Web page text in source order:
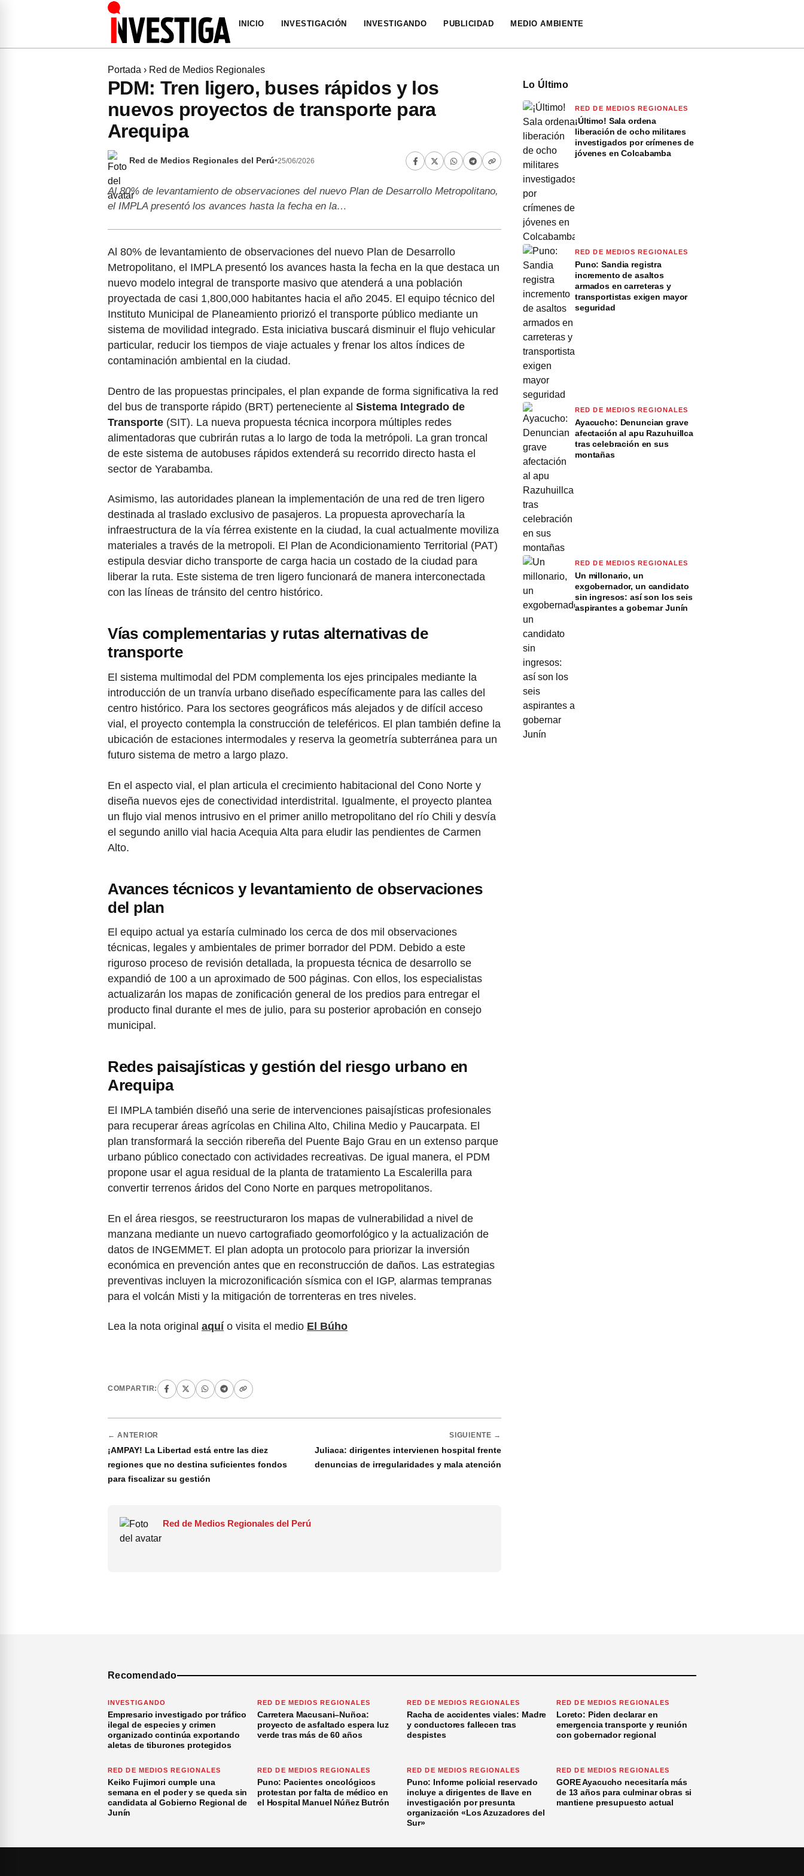
INICIO INVESTIGACIÓN INVESTIGANDO PUBLICIDAD MEDIO AMBIENTE
Portada › Red de Medios Regionales
PDM: Tren ligero, buses rápidos y los
nuevos proyectos de transporte para
Arequipa
Red de Medios Regionales del Perú•25/06/2026
Al 80% de levantamiento de observaciones del nuevo Plan de Desarrollo Metropolitano,
el IMPLA presentó los avances hasta la fecha en la…
Al 80% de levantamiento de observaciones del nuevo Plan de Desarrollo
Metropolitano, el IMPLA presentó los avances hasta la fecha en la que destaca un
nuevo modelo integral de transporte masivo que atenderá a una población
proyectada de casi 1,800,000 habitantes hacia el año 2045. El equipo técnico del
Instituto Municipal de Planeamiento priorizó el transporte público mediante un
sistema de movilidad integrado. Esta iniciativa buscará disminuir el flujo vehicular
particular, reducir los tiempos de viaje actuales y frenar los altos índices de
contaminación ambiental en la ciudad.
Dentro de las propuestas principales, el plan expande de forma significativa la red
del bus de transporte rápido (BRT) perteneciente al Sistema Integrado de
Transporte (SIT). La nueva propuesta técnica incorpora múltiples redes
alimentadoras que cubrirán rutas a lo largo de toda la metrópoli. La gran troncal
de este sistema de autobuses rápidos extenderá su recorrido directo hasta el
sector de Yarabamba.
Asimismo, las autoridades planean la implementación de una red de tren ligero
destinada al traslado exclusivo de pasajeros. La propuesta aprovecharía la
infraestructura de la vía férrea existente en la ciudad, la cual actualmente moviliza
materiales a través de la metropoli. El Plan de Acondicionamiento Territorial (PAT)
estipula desviar dicho transporte de carga hacia un costado de la ciudad para
liberar la ruta. Este sistema de tren ligero funcionará de manera interconectada
con las líneas de tránsito del centro histórico.
Vías complementarias y rutas alternativas de
transporte
El sistema multimodal del PDM complementa los ejes principales mediante la
introducción de un tranvía urbano diseñado específicamente para las calles del
centro histórico. Para los sectores geográficos más alejados y de difícil acceso
vial, el proyecto contempla la construcción de teleféricos. El plan también define la
ubicación de estaciones intermodales y reserva la geometría subterránea para un
futuro sistema de metro a largo plazo.
En el aspecto vial, el plan articula el crecimiento habitacional del Cono Norte y
diseña nuevos ejes de conectividad interdistrital. Igualmente, el proyecto plantea
un flujo vial menos intrusivo en el primer anillo metropolitano del río Chili y desvía
el segundo anillo vial hacia Acequia Alta para eludir las pendientes de Carmen
Alto.
Avances técnicos y levantamiento de observaciones
del plan
El equipo actual ya estaría culminado los cerca de dos mil observaciones
técnicas, legales y ambientales de primer borrador del PDM. Debido a este
riguroso proceso de revisión detallada, la propuesta técnica de desarrollo se
expandió de 100 a un aproximado de 500 páginas. Con ellos, los especialistas
actualizarán los mapas de zonificación general de los predios para entregar el
producto final durante el mes de julio, para su posterior aprobación en consejo
municipal.
Redes paisajísticas y gestión del riesgo urbano en
Arequipa
El IMPLA también diseñó una serie de intervenciones paisajísticas profesionales
para recuperar áreas agrícolas en Chilina Alto, Chilina Medio y Paucarpata. El
plan transformará la sección ribereña del Puente Bajo Grau en un extenso parque
urbano público conectado con actividades recreativas. De igual manera, el PDM
propone usar el agua residual de la planta de tratamiento La Escalerilla para
convertir terrenos áridos del Cono Norte en parques metropolitanos.
En el área riesgos, se reestructuraron los mapas de vulnerabilidad a nivel de
manzana mediante un nuevo cartografiado geomorfológico y la actualización de
datos de INGEMMET. El plan adopta un protocolo para priorizar la inversión
económica en prevención antes que en reconstrucción de daños. Las estrategias
preventivas incluyen la microzonificación sísmica con el IGP, alarmas tempranas
para el volcán Misti y la mitigación de torrenteras en tres niveles.
Lea la nota original aquí o visita el medio El Búho
COMPARTIR:
← ANTERIOR
¡AMPAY! La Libertad está entre las diez
regiones que no destina suficientes fondos
para fiscalizar su gestión
SIGUIENTE →
Juliaca: dirigentes intervienen hospital frente
denuncias de irregularidades y mala atención
Red de Medios Regionales del Perú
Lo Último
RED DE MEDIOS REGIONALES
¡Último! Sala ordena
liberación de ocho militares
investigados por crímenes de
jóvenes en Colcabamba
RED DE MEDIOS REGIONALES
Puno: Sandia registra
incremento de asaltos
armados en carreteras y
transportistas exigen mayor
seguridad
RED DE MEDIOS REGIONALES
Ayacucho: Denuncian grave
afectación al apu Razuhuillca
tras celebración en sus
montañas
RED DE MEDIOS REGIONALES
Un millonario, un
exgobernador, un candidato
sin ingresos: así son los seis
aspirantes a gobernar Junín
Recomendado
INVESTIGANDO
Empresario investigado por tráfico
ilegal de especies y crimen
organizado continúa exportando
aletas de tiburones protegidos
RED DE MEDIOS REGIONALES
Carretera Macusani–Nuñoa:
proyecto de asfaltado espera luz
verde tras más de 60 años
RED DE MEDIOS REGIONALES
Racha de accidentes viales: Madre
y conductores fallecen tras
despistes
RED DE MEDIOS REGIONALES
Loreto: Piden declarar en
emergencia transporte y reunión
con gobernador regional
RED DE MEDIOS REGIONALES
Keiko Fujimori cumple una
semana en el poder y se queda sin
candidata al Gobierno Regional de
Junín
RED DE MEDIOS REGIONALES
Puno: Pacientes oncológicos
protestan por falta de médico en
el Hospital Manuel Núñez Butrón
RED DE MEDIOS REGIONALES
Puno: Informe policial reservado
incluye a dirigentes de Ilave en
investigación por presunta
organización «Los Azuzadores del
Sur»
RED DE MEDIOS REGIONALES
GORE Ayacucho necesitaría más
de 13 años para culminar obras si
mantiene presupuesto actual